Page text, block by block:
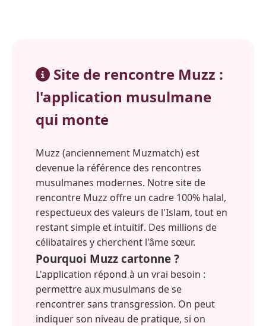
Site de rencontre Muzz :
l'application musulmane
qui monte
Muzz (anciennement Muzmatch) est
devenue la référence des rencontres
musulmanes modernes. Notre site de
rencontre Muzz offre un cadre 100% halal,
respectueux des valeurs de l'Islam, tout en
restant simple et intuitif. Des millions de
célibataires y cherchent l'âme sœur.
Pourquoi Muzz cartonne ?
L'application répond à un vrai besoin :
permettre aux musulmans de se
rencontrer sans transgression. On peut
indiquer son niveau de pratique, si on